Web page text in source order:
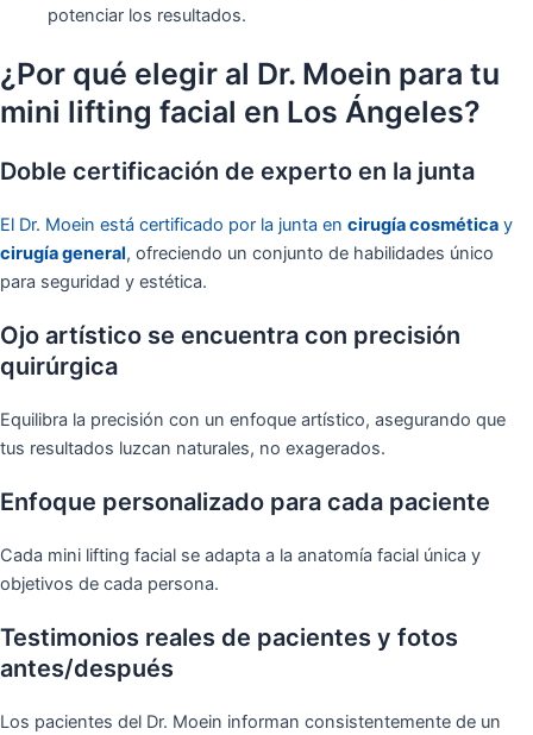
potenciar los resultados.
¿Por qué elegir al Dr. Moein para tu
mini lifting facial en Los Ángeles?
Doble certificación de experto en la junta
El Dr. Moein está certificado por la junta en cirugía cosmética y
cirugía general, ofreciendo un conjunto de habilidades único
para seguridad y estética.
Ojo artístico se encuentra con precisión
quirúrgica
Equilibra la precisión con un enfoque artístico, asegurando que
tus resultados luzcan naturales, no exagerados.
Enfoque personalizado para cada paciente
Cada mini lifting facial se adapta a la anatomía facial única y
objetivos de cada persona.
Testimonios reales de pacientes y fotos
antes/después
Los pacientes del Dr. Moein informan consistentemente de un